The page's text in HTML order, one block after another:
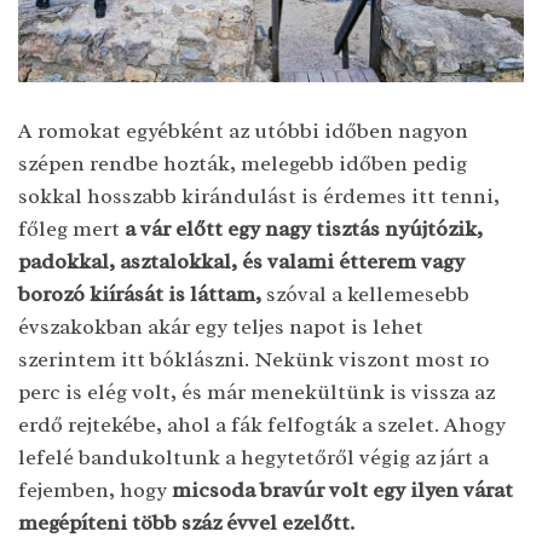
A romokat egyébként az utóbbi időben nagyon
szépen rendbe hozták, melegebb időben pedig
sokkal hosszabb kirándulást is érdemes itt tenni,
főleg mert a vár előtt egy nagy tisztás nyújtózik,
padokkal, asztalokkal, és valami étterem vagy
borozó kiírását is láttam, szóval a kellemesebb
évszakokban akár egy teljes napot is lehet
szerintem itt bóklászni. Nekünk viszont most 10
perc is elég volt, és már menekültünk is vissza az
erdő rejtekébe, ahol a fák felfogták a szelet. Ahogy
lefelé bandukoltunk a hegytetőről végig az járt a
fejemben, hogymicsoda bravúr volt egy ilyen várat
megépíteni több száz évvel ezelőtt.